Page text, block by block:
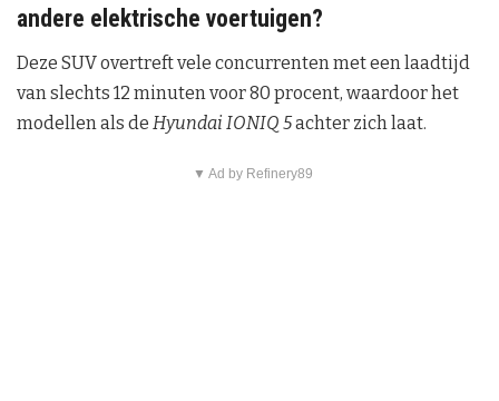
andere elektrische voertuigen?
Deze SUV overtreft vele concurrenten met een laadtijd
van slechts 12 minuten voor 80 procent, waardoor het
modellen als de Hyundai IONIQ 5achter zich laat.
▼ Ad by Refinery89